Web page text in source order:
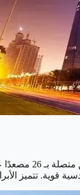
تقع ناطحة
قوية. تتميز